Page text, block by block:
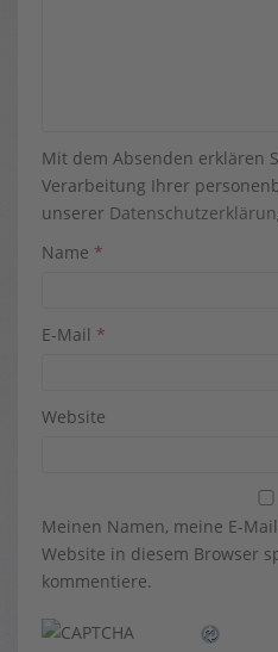
Mit dem Absenden erklären
Verarbeitung Ihrer
unserer
Name *
E-Mail *
Website
Meinen Namen, meine E-
Website in diesem Browser
kommentiere.